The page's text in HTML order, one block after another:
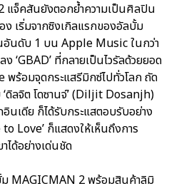
แจ็คสันยังตอกย้ำความเป็นศิลปิน
เริ่มจากซิงเกิลแรกของอัลบั้ม
อันดับ 1 บน Apple Music ในกว่า
‘GBAD’ ที่กลายเป็นไวรัลด้วยยอด
พร้อมจุดกระแสรีมิกซ์ไปทั่วโลก ถัด
‘ดิลจิต โดซานจ์’ (Diljit Dosanjh)
นเดีย ก็ได้รับกระแสตอบรับอย่าง
Love’ ก็แสดงให้เห็นถึงการ
ได้อย่างเด่นชัด
MAGICMAN 2 พร้อมสินค้าลิมิ